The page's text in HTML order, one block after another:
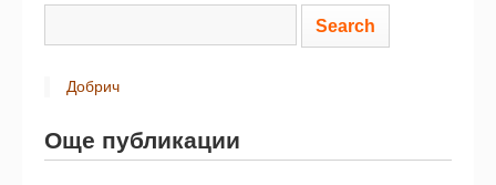
Добрич
Още публикации